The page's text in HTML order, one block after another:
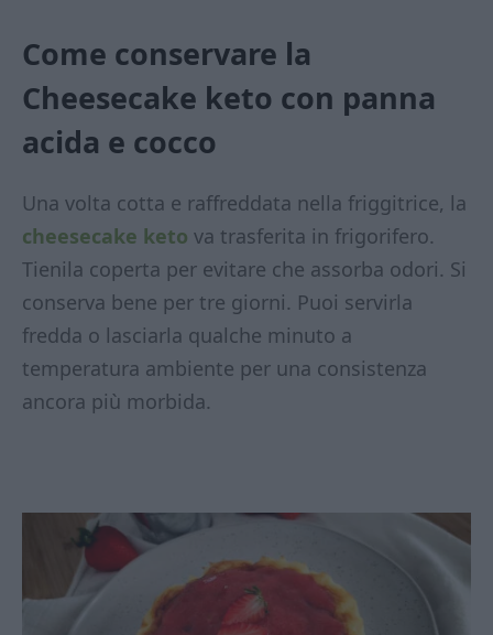
Come conservare la
Cheesecake keto con panna
acida e cocco
Una volta cotta e raffreddata nella friggitrice, la
cheesecake keto va trasferita in frigorifero.
Tienila coperta per evitare che assorba odori. Si
conserva bene per tre giorni. Puoi servirla
fredda o lasciarla qualche minuto a
temperatura ambiente per una consistenza
ancora più morbida.